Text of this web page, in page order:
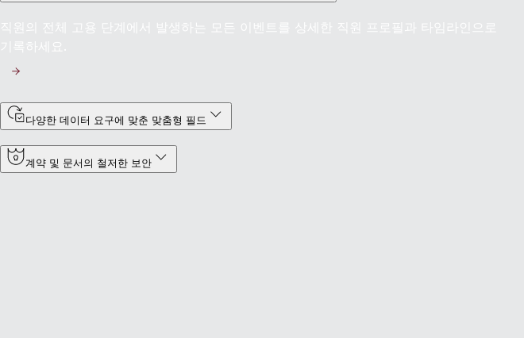
직원의 전체 고용 단계에서 발생하는 모든 이벤트를 상세한 직원 프로필과 타임라인으로
기록하세요.
다양한 데이터 요구에 맞춘 맞춤형 필드
계약 및 문서의 철저한 보안